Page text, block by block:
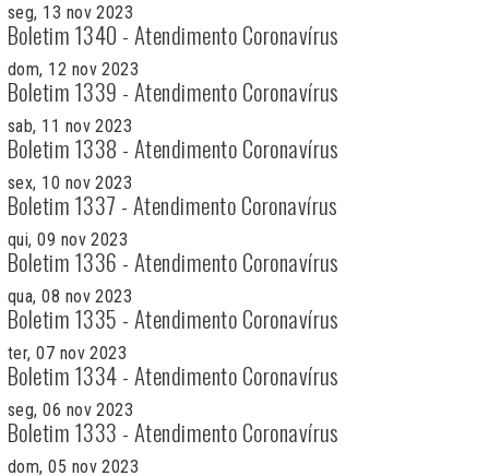
seg, 13 nov 2023
Boletim 1340 - Atendimento Coronavírus
dom, 12 nov 2023
Boletim 1339 - Atendimento Coronavírus
sab, 11 nov 2023
Boletim 1338 - Atendimento Coronavírus
sex, 10 nov 2023
Boletim 1337 - Atendimento Coronavírus
qui, 09 nov 2023
Boletim 1336 - Atendimento Coronavírus
qua, 08 nov 2023
Boletim 1335 - Atendimento Coronavírus
ter, 07 nov 2023
Boletim 1334 - Atendimento Coronavírus
seg, 06 nov 2023
Boletim 1333 - Atendimento Coronavírus
dom, 05 nov 2023